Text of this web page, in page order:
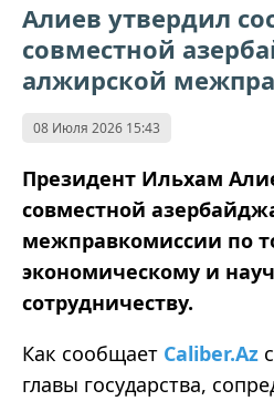
Алиев утвердил
совместной
алжирской
08 Июля 2026 15:43
Президент Ильхам
совместной
межправкомиссии по
экономическому и
сотрудничеству.
Как сообщает Caliber.Az
главы государства,